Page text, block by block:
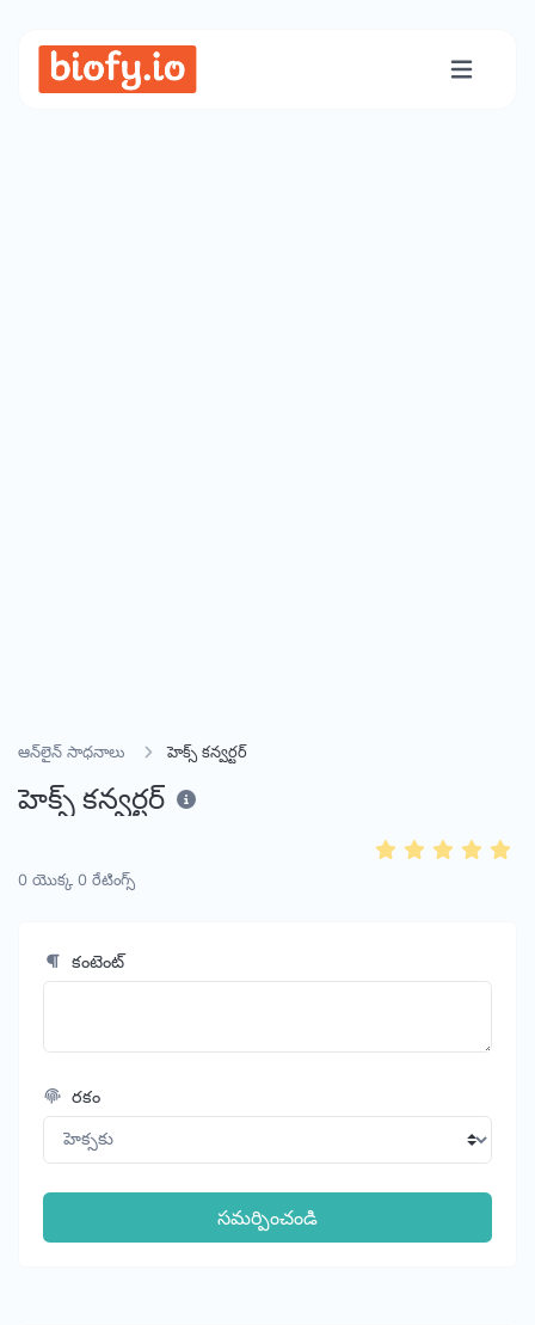
ఆన్‌లైన్ సాధనాలు హెక్స్ కన్వర్టర్
హెక్స్ కన్వర్టర్
0 యొక్క 0 రేటింగ్స్
కంటెంట్
రకం
సమర్పించండి